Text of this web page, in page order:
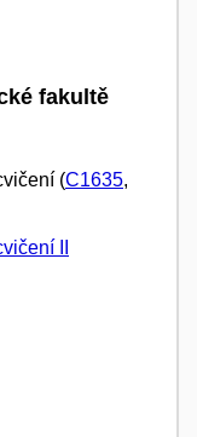
fakultě
(C1635,
II